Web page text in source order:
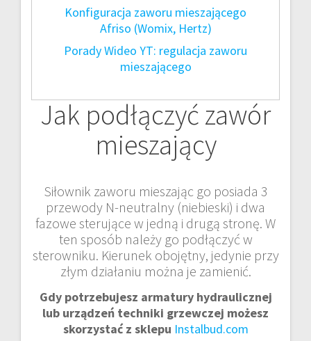
Konfiguracja zaworu mieszającego
Afriso (Womix, Hertz)
Porady Wideo YT: regulacja zaworu
mieszającego
Jak podłączyć zawór
mieszający
Siłownik zaworu mieszając go posiada 3
przewody N-neutralny (niebieski) i dwa
fazowe sterujące w jedną i drugą stronę. W
ten sposób należy go podłączyć w
sterowniku. Kierunek obojętny, jedynie przy
złym działaniu można je zamienić.
Gdy potrzebujesz armatury hydraulicznej
lub urządzeń techniki grzewczej możesz
skorzystać z sklepu Instalbud.com